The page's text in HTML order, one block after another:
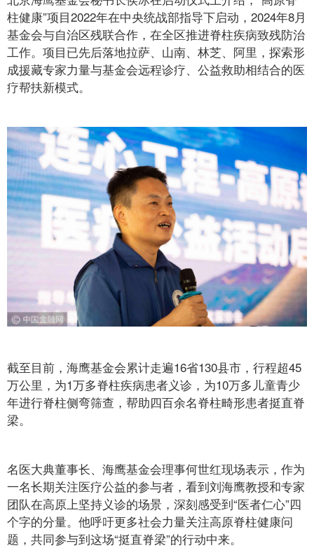
柱健康”项目2022年在中央统战部指导下启动，2024年8月
基金会与自治区残联合作，在全区推进脊柱疾病致残防治
工作。项目已先后落地拉萨、山南、林芝、阿里，探索形
成援藏专家力量与基金会远程诊疗、公益救助相结合的医
疗帮扶新模式。
截至目前，海鹰基金会累计走遍16省130县市，行程超45
万公里，为1万多脊柱疾病患者义诊，为10万多儿童青少
年进行脊柱侧弯筛查，帮助四百余名脊柱畸形患者挺直脊
梁。
名医大典董事长、海鹰基金会理事何世红现场表示，作为
一名长期关注医疗公益的参与者，看到刘海鹰教授和专家
团队在高原上坚持义诊的场景，深刻感受到“医者仁心”四
个字的分量。他呼吁更多社会力量关注高原脊柱健康问
题，共同参与到这场“挺直脊梁”的行动中来。